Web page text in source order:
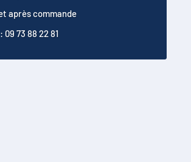
après commande
73 88 22 81